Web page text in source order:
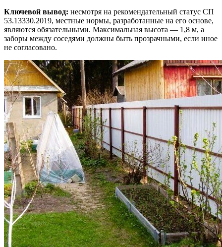
Ключевой вывод: несмотря на рекомендательный статус СП
53.13330.2019, местные нормы, разработанные на его основе,
являются обязательными. Максимальная высота — 1,8 м, а
заборы между соседями должны быть прозрачными, если иное
не согласовано.